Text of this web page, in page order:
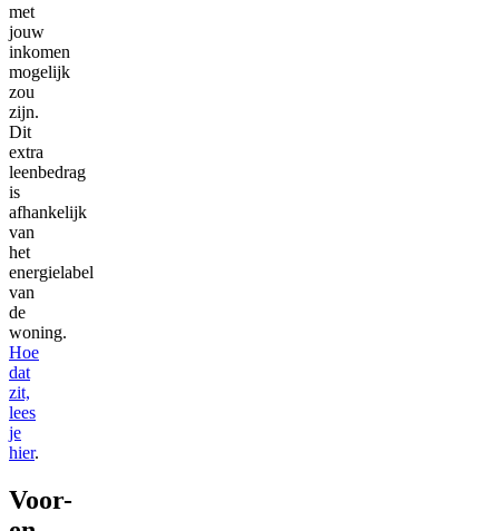
met
jouw
inkomen
mogelijk
zou
zijn.
Dit
extra
leenbedrag
is
afhankelijk
van
het
energielabel
van
de
woning.
Hoe
dat
zit,
lees
je
hier.
Voor-